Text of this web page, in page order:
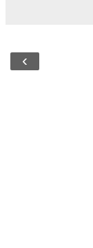
‹